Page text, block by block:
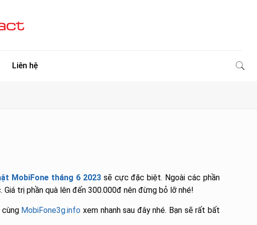
Liên hệ
MobiFone tháng 6 2023sẽ cực đặc biệt. Ngoài các phần
trị phần quà lên đến 300.000đ nên đừng bỏ lỡ nhé!
cùng MobiFone3g.info xem nhanh sau đây nhé. Bạn sẽ rất bất